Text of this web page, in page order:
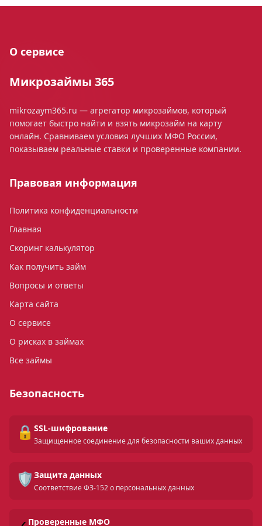
О сервисе
Микрозаймы 365
mikrozaym365.ru — агрегатор микрозаймов, который
помогает быстро найти и взять микрозайм на карту
онлайн. Сравниваем условия лучших МФО России,
показываем реальные ставки и проверенные компании.
Правовая информация
Политика конфиденциальности
Главная
Скоринг калькулятор
Как получить займ
Вопросы и ответы
Карта сайта
О сервисе
О рисках в займах
Все займы
Безопасность
🔒 SSL-шифрование
Защищенное соединение для безопасности ваших данных
🛡️ Защита данных
Соответствие ФЗ-152 о персональных данных
Проверенные МФО